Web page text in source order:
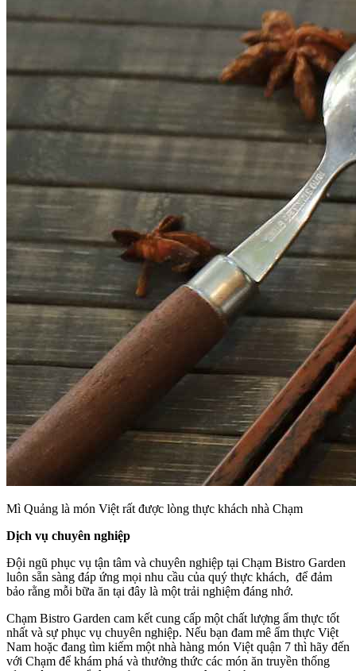
Mì Quảng là món Việt rất được lòng thực khách nhà Chạm
Dịch vụ chuyên nghiệp
Đội ngũ phục vụ tận tâm và chuyên nghiệp tại Chạm Bistro Garden
luôn sẵn sàng đáp ứng mọi nhu cầu của quý thực khách, để đảm
bảo rằng mỗi bữa ăn tại đây là một trải nghiệm đáng nhớ.
Chạm Bistro Garden cam kết cung cấp một chất lượng ẩm thực tốt
nhất và sự phục vụ chuyên nghiệp. Nếu bạn đam mê ẩm thực Việt
Nam hoặc đang tìm kiếm một nhà hàng món Việt quận 7 thì hãy đến
với Chạm để khám phá và thưởng thức các món ăn truyền thống